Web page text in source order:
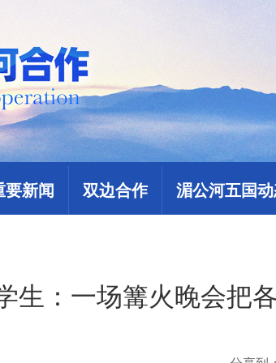
要新闻 双边合作 湄公河五国
生：一场篝火晚会把